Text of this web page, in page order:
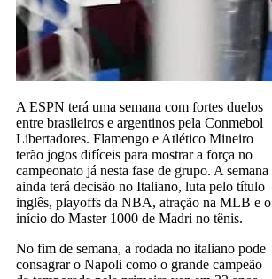
A ESPN terá uma semana com fortes duelos
entre brasileiros e argentinos pela Conmebol
Libertadores. Flamengo e Atlético Mineiro
terão jogos difíceis para mostrar a força no
campeonato já nesta fase de grupo. A semana
ainda terá decisão no Italiano, luta pelo título
inglês, playoffs da NBA, atração na MLB e o
início do Master 1000 de Madri no tênis.
No fim de semana, a rodada no italiano pode
consagrar o Napoli como o grande campeão